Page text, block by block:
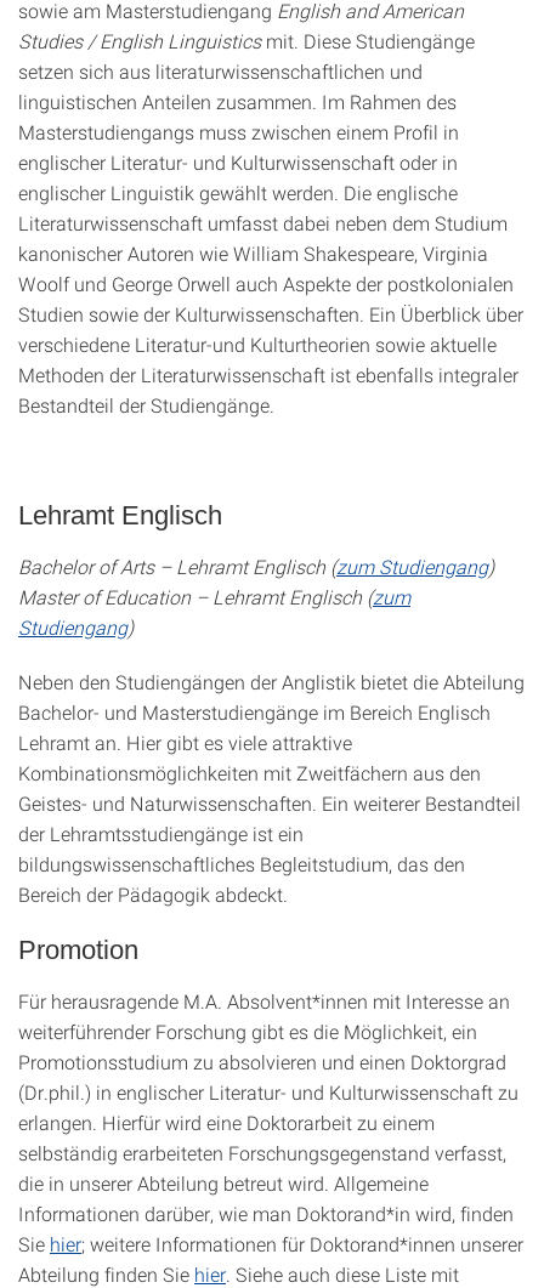
sowie am Masterstudiengang English and American
Studies / English Linguisticsmit. Diese Studiengänge
setzen sich aus literaturwissenschaftlichen und
linguistischen Anteilen zusammen. Im Rahmen des
Masterstudiengangs muss zwischen einem Profil in
englischer Literatur- und Kulturwissenschaft oder in
englischer Linguistik gewählt werden. Die englische
Literaturwissenschaft umfasst dabei neben dem Studium
kanonischer Autoren wie William Shakespeare, Virginia
Woolf und George Orwell auch Aspekte der postkolonialen
Studien sowie der Kulturwissenschaften. Ein Überblick über
verschiedene Literatur-und Kulturtheorien sowie aktuelle
Methoden der Literaturwissenschaft ist ebenfalls integraler
Bestandteil der Studiengänge.
Lehramt Englisch
Bachelor of Arts – Lehramt Englisch (zum Studiengang)
Master of Education – Lehramt Englisch (zum
Studiengang)
Neben den Studiengängen der Anglistik bietet die Abteilung
Bachelor- und Masterstudiengänge im Bereich Englisch
Lehramt an. Hier gibt es viele attraktive
Kombinationsmöglichkeiten mit Zweitfächern aus den
Geistes- und Naturwissenschaften. Ein weiterer Bestandteil
der Lehramtsstudiengänge ist ein
bildungswissenschaftliches Begleitstudium, das den
Bereich der Pädagogik abdeckt.
Promotion
Für herausragende M.A. Absolvent*innen mit Interesse an
weiterführender Forschung gibt es die Möglichkeit, ein
Promotionsstudium zu absolvieren und einen Doktorgrad
(Dr.phil.) in englischer Literatur- und Kulturwissenschaft zu
erlangen. Hierfür wird eine Doktorarbeit zu einem
selbständig erarbeiteten Forschungsgegenstand verfasst,
die in unserer Abteilung betreut wird. Allgemeine
Informationen darüber, wie man Doktorand*in wird, finden
Sie hier; weitere Informationen für Doktorand*innen unserer
Abteilung finden Sie hier . Siehe auch diese Liste mit